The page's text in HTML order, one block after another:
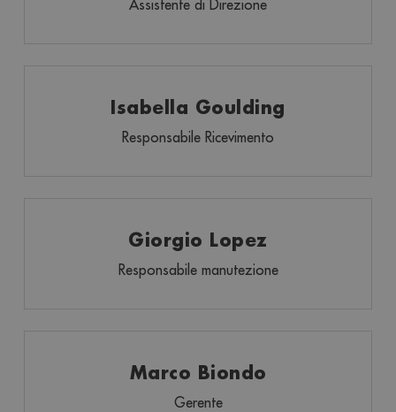
Assistente di Direzione
Isabella Goulding
Responsabile Ricevimento
Giorgio Lopez
Responsabile manutezione
Marco Biondo
Gerente